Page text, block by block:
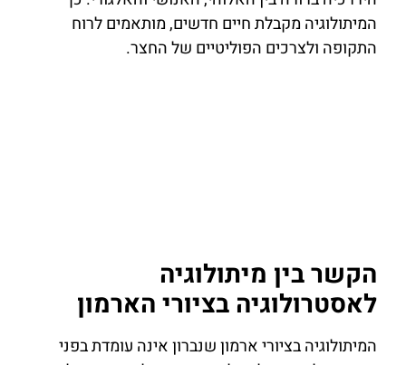
המיתולוגיה מקבלת חיים חדשים, מותאמים לרוח
התקופה ולצרכים הפוליטיים של החצר.
הקשר בין מיתולוגיה
לאסטרולוגיה בציורי הארמון
המיתולוגיה בציורי ארמון שנברון אינה עומדת בפני